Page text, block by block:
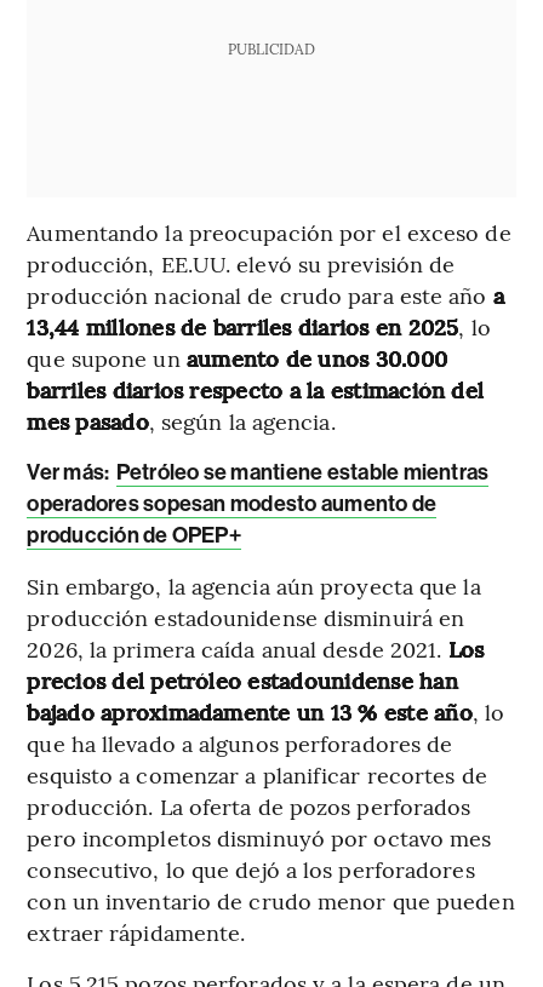
PUBLICIDAD
Aumentando la preocupación por el exceso de
producción, EE.UU. elevó su previsión de
producción nacional de crudo para este año a
13,44 millones de barriles diarios en 2025, lo
que supone un aumento de unos 30.000
barriles diarios respecto a la estimación del
mes pasado, según la agencia.
Ver más: Petróleo se mantiene estable mientras
operadores sopesan modesto aumento de
producción de OPEP+
Sin embargo, la agencia aún proyecta que la
producción estadounidense disminuirá en
2026, la primera caída anual desde 2021. Los
precios del petróleo estadounidense han
bajado aproximadamente un 13 % este año, lo
que ha llevado a algunos perforadores de
esquisto a comenzar a planificar recortes de
producción. La oferta de pozos perforados
pero incompletos disminuyó por octavo mes
consecutivo, lo que dejó a los perforadores
con un inventario de crudo menor que pueden
extraer rápidamente.